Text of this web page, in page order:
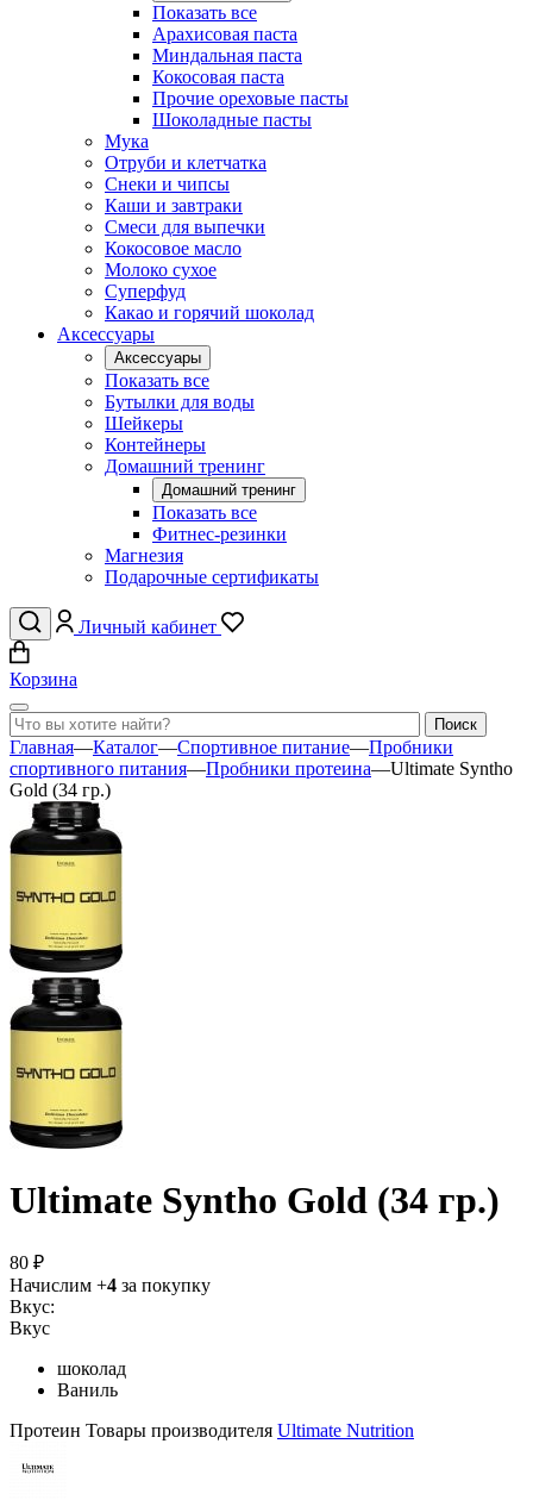
Показать все
Арахисовая паста
Миндальная паста
Кокосовая паста
Прочие ореховые пасты
Шоколадные пасты
Мука
Отруби и клетчатка
Снеки и чипсы
Каши и завтраки
Смеси для выпечки
Кокосовое масло
Молоко сухое
Суперфуд
Какао и горячий шоколад
Аксессуары
Аксессуары
Показать все
Бутылки для воды
Шейкеры
Контейнеры
Домашний тренинг
Домашний тренинг
Показать все
Фитнес-резинки
Магнезия
Подарочные сертификаты
Личный кабинет
Корзина
Главная—Каталог—Спортивное питание—Пробники
спортивного питания—Пробники протеина—Ultimate Syntho
Gold (34 гр.)
Ultimate Syntho Gold (34 гр.)
80 ₽
Начислим +4 за покупку
Вкус:
Вкус
шоколад
Ваниль
Протеин Товары производителя Ultimate Nutrition